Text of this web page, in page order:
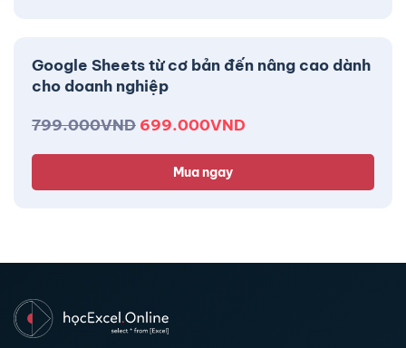
Google Sheets từ cơ bản đến nâng cao dành
cho doanh nghiệp
799.000VND 699.000VND
Mua ngay